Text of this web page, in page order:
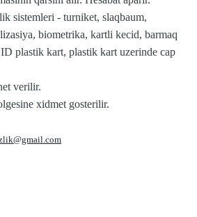
sistemleri - turniket, slaqbaum,
biometrika, kartli kecid, barmaq
plastik kart, plastik kart uzerinde cap
verilir.
xidmet gosterilir.